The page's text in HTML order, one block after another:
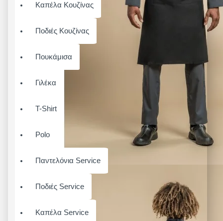
Καπέλα Κουζίνας
Ποδιές Κουζίνας
Πουκάμισα
Γιλέκα
T-Shirt
Polo
Παντελόνια Service
Ποδιές Service
Καπέλα Service